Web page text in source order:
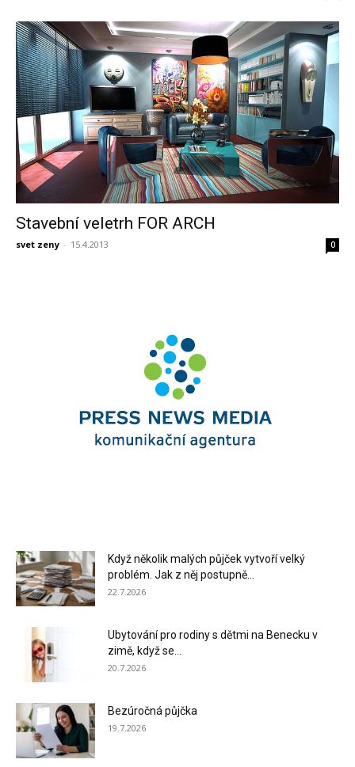
Stavební veletrh FOR ARCH
svet zeny - 15.4.2013 0
Když několik malých půjček vytvoří velký
problém. Jak z něj postupně...
22.7.2026
Ubytování pro rodiny s dětmi na Benecku v
zimě, když se...
20.7.2026
Bezúročná půjčka
19.7.2026